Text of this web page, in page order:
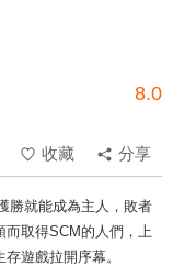
8.0
收藏
分享
勝就能成為主人，敗者
取得SCM的人們，上
遊戲拉開序幕。